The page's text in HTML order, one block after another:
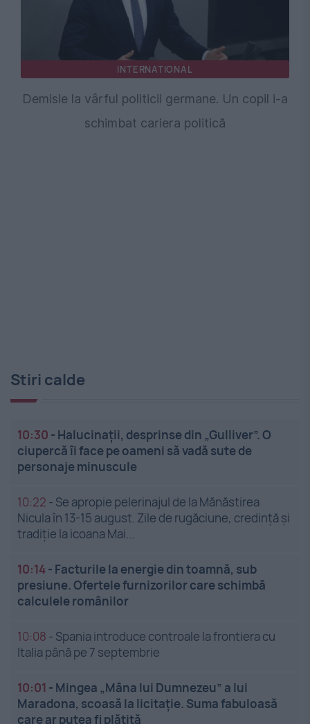
INTERNATIONAL
Demisie la vârful politicii germane. Un copil i-a
schimbat cariera politică
Stiri calde
10:30 - Halucinații, desprinse din „Gulliver”. O
ciupercă îi face pe oameni să vadă sute de
personaje minuscule
10:22 - Se apropie pelerinajul de la Mănăstirea
Nicula în 13-15 august. Zile de rugăciune, credință și
tradiție la icoana Mai...
10:14- Facturile la energie din toamnă, sub
presiune. Ofertele furnizorilor care schimbă
calculele românilor
10:08 - Spania introduce controale la frontiera cu
Italia până pe 7 septembrie
10:01 - Mingea „Mâna lui Dumnezeu” a lui
Maradona, scoasă la licitație. Suma fabuloasă
care ar putea fi plătită